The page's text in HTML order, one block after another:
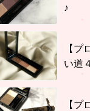
♪
【
い道
【プ